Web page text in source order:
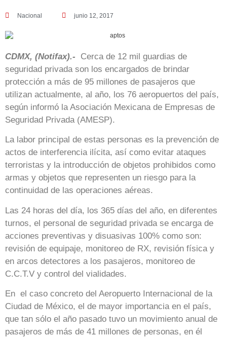
Nacional junio 12, 2017
CDMX, (Notifax).- Cerca de 12 mil guardias de
seguridad privada son los encargados de brindar
protección a más de 95 millones de pasajeros que
utilizan actualmente, al año, los 76 aeropuertos del país,
según informó la Asociación Mexicana de Empresas de
Seguridad Privada (AMESP).
La labor principal de estas personas es la prevención de
actos de interferencia ilícita, así como evitar ataques
terroristas y la introducción de objetos prohibidos como
armas y objetos que representen un riesgo para la
continuidad de las operaciones aéreas.
Las 24 horas del día, los 365 días del año, en diferentes
turnos, el personal de seguridad privada se encarga de
acciones preventivas y disuasivas 100% como son:
revisión de equipaje, monitoreo de RX, revisión física y
en arcos detectores a los pasajeros, monitoreo de
C.C.T.V y control del vialidades.
En el caso concreto del Aeropuerto Internacional de la
Ciudad de México, el de mayor importancia en el país,
que tan sólo el año pasado tuvo un movimiento anual de
pasajeros de más de 41 millones de personas, en él